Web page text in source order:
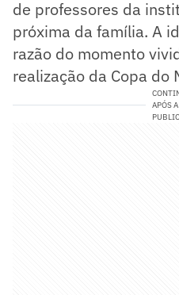
de professores da
próxima da família. A
razão do momento
realização da Copa do
APÓS A